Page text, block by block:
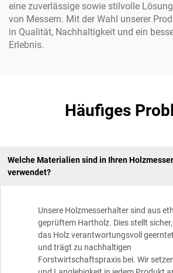
eine zuverlässige sowie stilvolle
von Messern. Mit der Wahl unserer
in Qualität, Nachhaltigkeit und ein
Erlebnis.
Häufiges
Welche Materialien sind in Ihren
verwendet?
Unsere Holzmesserhalter sind aus
geprüftem Hartholz. Dies stellt
das Holz verantwortungsvoll
und trägt zu nachhaltigen
Forstwirtschaftspraxis bei. Wir